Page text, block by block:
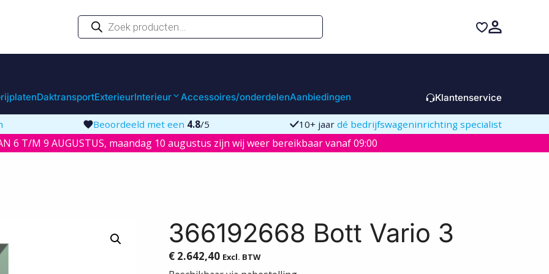
Producten
zoeken
DaktransportExterieurInterieur Accessoires/onderdelenAanbiedingen Klantenservice
Beoordeeld met een 4.8/5 10+ jaar dé bedrijfswageninrichting specialist
6 T/M 9 AUGUSTUS, maandag 10 augustus zijn wij weer bereikbaar vanaf 09:00
366192668 Bott Vario 3
€ 2.642,40 Excl. BTW